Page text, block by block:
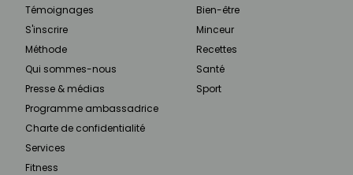
Témoignages
S'inscrire
Méthode
Qui sommes-nous
Presse & médias
Programme ambassadrice
Charte de confidentialité
Services
Fitness
Bien-être
Minceur
Recettes
Santé
Sport